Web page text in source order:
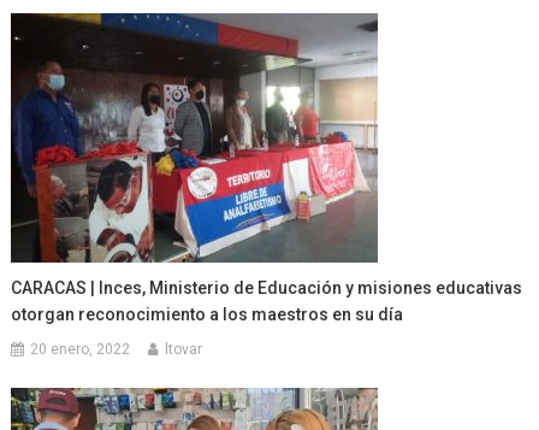
CARACAS | Inces, Ministerio de Educación y misiones educativas
otorgan reconocimiento a los maestros en su día
20 enero, 2022 ltovar